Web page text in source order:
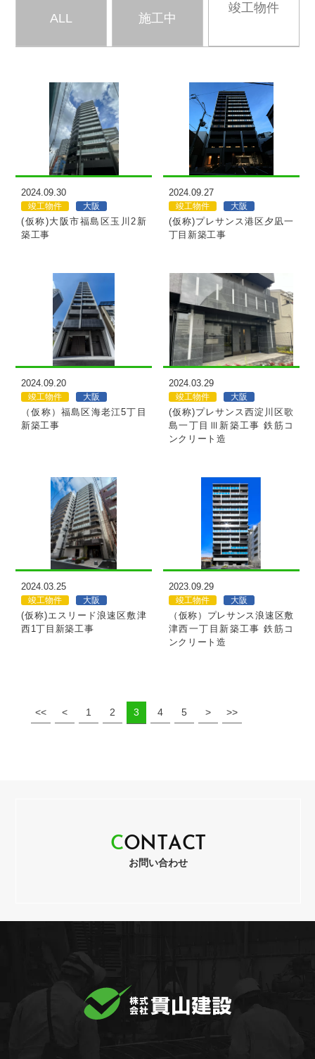
ALL 施工中
竣工物件
MORE
2024.09.30
竣工物件 大阪
(仮称)大阪市福島区玉川2新
築工事
MORE
2024.09.27
竣工物件 大阪
(仮称)プレサンス港区夕凪一
丁目新築工事
MORE
2024.09.20
竣工物件 大阪
（仮称）福島区海老江5丁目
新築工事
MORE
2024.03.29
竣工物件 大阪
(仮称)プレサンス西淀川区歌
島一丁目Ⅲ新築工事 鉄筋コ
ンクリート造
MORE
2024.03.25
竣工物件 大阪
(仮称)エスリード浪速区敷津
西1丁目新築工事
MORE
2023.09.29
竣工物件 大阪
（仮称）プレサンス浪速区敷
津西一丁目新築工事 鉄筋コ
ンクリート造
<< < 1 2 3 4 5 > >>
CON T AC T
お問い合わせ